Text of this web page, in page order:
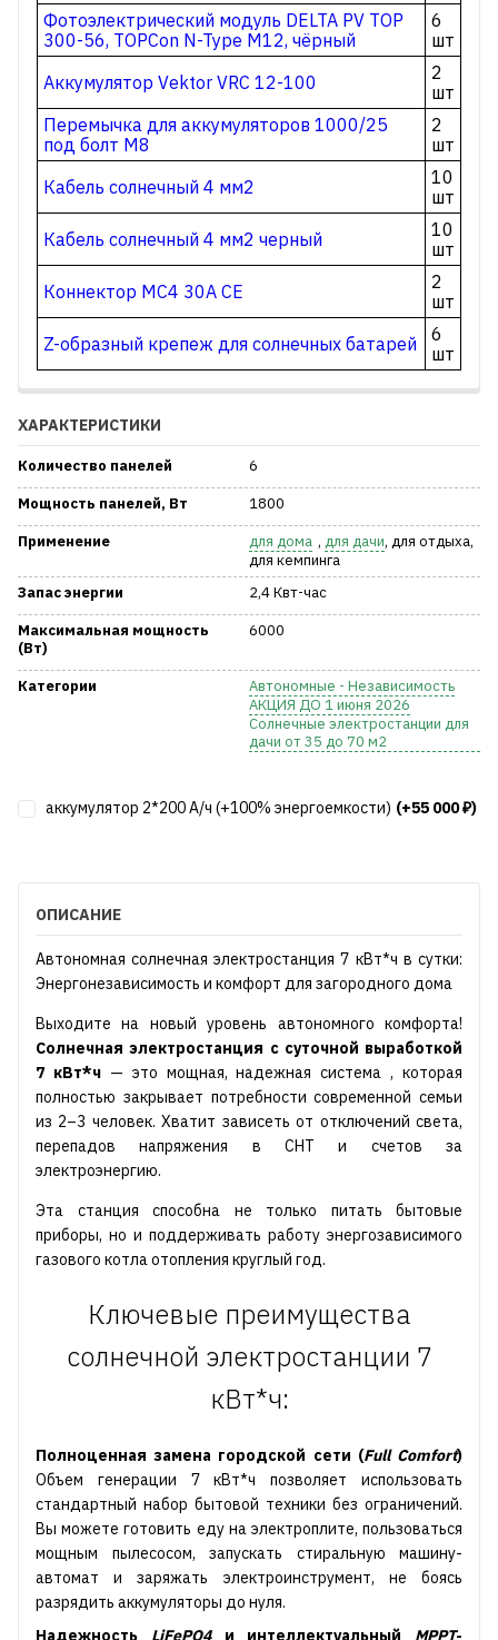
Фотоэлектрический модуль DELTA PV TOP
300-56, TOPCon N-Type M12, чёрный
6
шт
Аккумулятор Vektor VRC 12-100
2
шт
Перемычка для аккумуляторов 1000/25
под болт М8
2
шт
Кабель солнечный 4 мм2
10
шт
Кабель солнечный 4 мм2 черный
10
шт
Коннектор MC4 30A CE
2
шт
Z-образный крепеж для солнечных батарей
6
шт
ХАРАКТЕРИСТИКИ
Количество панелей
6
Мощность панелей, Вт
1800
Применение
для дома , для дачи, для отдыха,
для кемпинга
Запас энергии
2,4 Квт-час
Максимальная мощность
(Вт)
6000
Категории
Автономные - Независимость
АКЦИЯ ДО 1 июня 2026
Солнечные электростанции для
дачи от 35 до 70 м2
аккумулятор 2*200 A/ч (+100% энергоемкости) (+55 000 ₽)
ОПИСАНИЕ
Автономная солнечная электростанция 7 кВт*ч в сутки:
Энергонезависимость и комфорт для загородного дома
Выходите на новый уровень автономного комфорта!
Солнечная электростанция с суточной выработкой
7 кВт*ч— это мощная, надежная система , которая
полностью закрывает потребности современной семьи
из 2–3 человек. Хватит зависеть от отключений света,
перепадов напряжения в СНТ и счетов за
электроэнергию.
Эта станция способна не только питать бытовые
приборы, но и поддерживать работу энергозависимого
газового котла отопления круглый год.
Ключевые преимущества
солнечной электростанции 7
кВт*ч:
Полноценная замена городской сети (Full Comfort)
Объем генерации 7 кВт*ч позволяет использовать
стандартный набор бытовой техники без ограничений.
Вы можете готовить еду на электроплите, пользоваться
мощным пылесосом, запускать стиральную машину-
автомат и заряжать электроинструмент, не боясь
разрядить аккумуляторы до нуля.
Надежность LiFePO4и интеллектуальный MPPT-